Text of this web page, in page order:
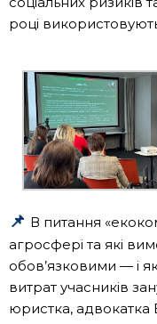
році
📌 В питання
агросфері та які
обов’язковими — і
витрат учасників
юристка, адвокатка